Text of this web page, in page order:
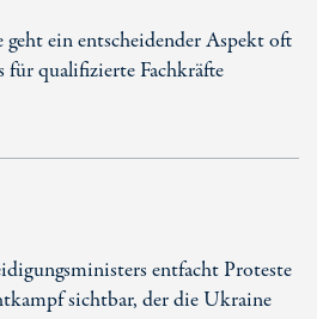
ein entscheidender Aspekt oft
qualifizierte Fachkräfte
entfacht Proteste
sichtbar, der die Ukraine